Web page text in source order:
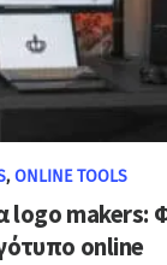
,ONLINE TOOLS
logo makers:
online